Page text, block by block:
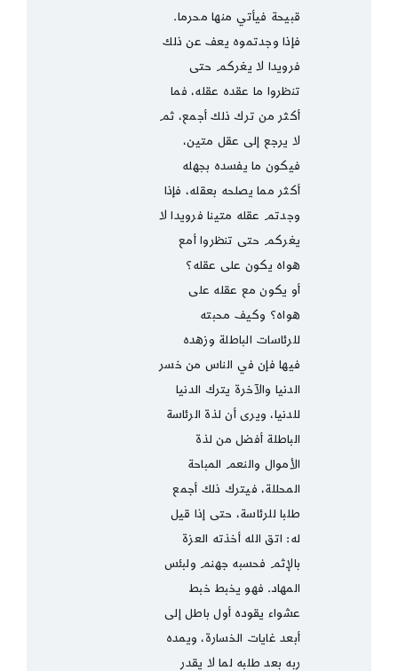
قبيحة فيأتي منها محرما.
فإذا وجدتموه يعف عن ذلك
فرويدا لا يغركم حتى
تنظروا ما عقده عقله، فما
أكثر من ترك ذلك أجمع، ثم
لا يرجع إلى عقل متين،
فيكون ما يفسده بجهله
أكثر مما يصلحه بعقله، فإذا
وجدتم عقله متينا فرويدا لا
يغركم حتى تنظروا أمع
هواه يكون على عقله؟
أو يكون مع عقله على
هواه؟ وكيف محبته
للرئاسات الباطلة وزهده
فيها فإن في الناس من خسر
الدنيا والآخرة يترك الدنيا
للدنيا، ويرى أن لذة الرئاسة
الباطلة أفضل من لذة
الأموال والنعم المباحة
المحللة، فيترك ذلك أجمع
طلبا للرئاسة، حتى إذا قيل
له: اتق الله أخذته العزة
بالإثم فحسبه جهنم ولبئس
المهاد. فهو يخبط خبط
عشواء يقوده أول باطل إلى
أبعد غايات الخسارة، ويمده
ربه بعد طلبه لما لا يقدر